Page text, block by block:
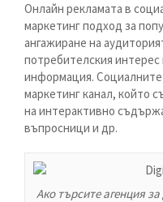
Онлайн рекламата в
маркетинг подход за
ангажиране на
потребителския интерес
информация.
маркетинг канал, който
на интерактивно
въпросници и др.
Ако търсите агенция